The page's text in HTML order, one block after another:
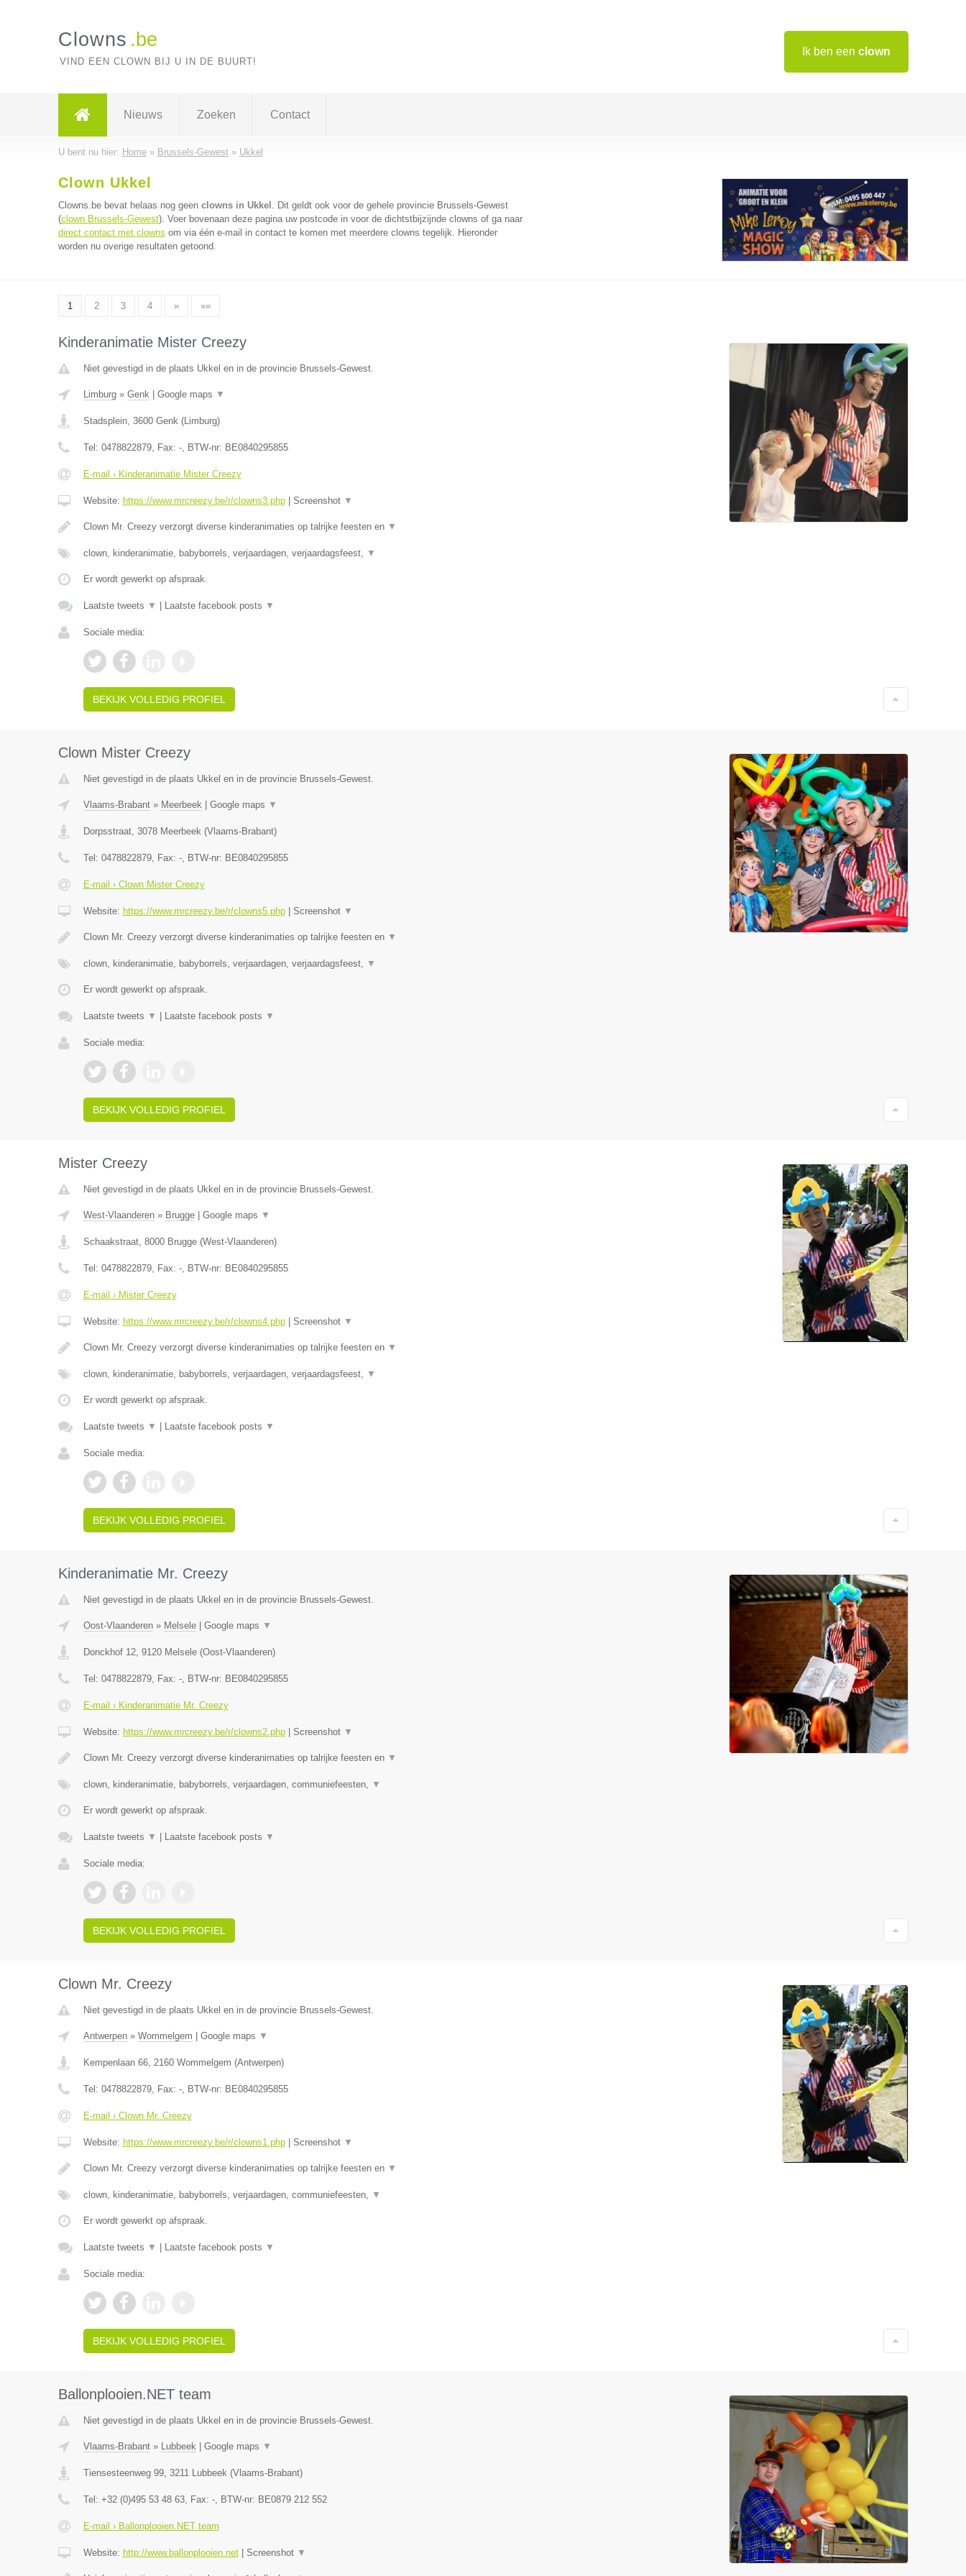
Ik ben een clown
Clowns .be
VIND EEN CLOWN BIJ U IN DE BUURT!
Nieuws Zoeken Contact
U bent nu hier: Home» Brussels-Gewest» Ukkel
Clown Ukkel
Clowns.be bevat helaas nog geen clowns in Ukkel . Dit geldt ook voor de gehele provincie Brussels-Gewest
(clown Brussels-Gewest). Voer bovenaan deze pagina uw postcode in voor de dichtstbijzijnde clowns of ga naar
direct contact met clowns om via één e-mail in contact te komen met meerdere clowns tegelijk. Hieronder
worden nu overige resultaten getoond.
1 2 3 4 » »»
Kinderanimatie Mister Creezy
Niet gevestigd in de plaats Ukkel en in de provincie Brussels-Gewest.
Limburg» Genk| Google maps ▼
Stadsplein, 3600 Genk(Limburg)
Tel: 0478822879, Fax: -, BTW-nr: BE0840295855
E-mail › Kinderanimatie Mister Creezy
Website: https://www.mrcreezy.be/r/clowns3.php| Screenshot ▼
Clown Mr. Creezy verzorgt diverse kinderanimaties op talrijke feesten en ▼
clown, kinderanimatie, babyborrels, verjaardagen, verjaardagsfeest, ▼
Er wordt gewerkt op afspraak.
Laatste tweets ▼ Laatste facebook posts ▼
Sociale media:
BEKIJK VOLLEDIG PROFIEL
Clown Mister Creezy
Niet gevestigd in de plaats Ukkel en in de provincie Brussels-Gewest.
Vlaams-Brabant» Meerbeek| Google maps ▼
Dorpsstraat, 3078 Meerbeek(Vlaams-Brabant)
Tel: 0478822879, Fax: -, BTW-nr: BE0840295855
E-mail › Clown Mister Creezy
Website: https://www.mrcreezy.be/r/clowns5.php| Screenshot ▼
Clown Mr. Creezy verzorgt diverse kinderanimaties op talrijke feesten en ▼
clown, kinderanimatie, babyborrels, verjaardagen, verjaardagsfeest, ▼
Er wordt gewerkt op afspraak.
Laatste tweets ▼ Laatste facebook posts ▼
Sociale media:
BEKIJK VOLLEDIG PROFIEL
Mister Creezy
Niet gevestigd in de plaats Ukkel en in de provincie Brussels-Gewest.
West-Vlaanderen» Brugge| Google maps ▼
Schaakstraat, 8000 Brugge(West-Vlaanderen)
Tel: 0478822879, Fax: -, BTW-nr: BE0840295855
E-mail › Mister Creezy
Website: https://www.mrcreezy.be/r/clowns4.php| Screenshot ▼
Clown Mr. Creezy verzorgt diverse kinderanimaties op talrijke feesten en ▼
clown, kinderanimatie, babyborrels, verjaardagen, verjaardagsfeest, ▼
Er wordt gewerkt op afspraak.
Laatste tweets ▼ Laatste facebook posts ▼
Sociale media:
BEKIJK VOLLEDIG PROFIEL
Kinderanimatie Mr. Creezy
Niet gevestigd in de plaats Ukkel en in de provincie Brussels-Gewest.
Oost-Vlaanderen» Melsele| Google maps ▼
Donckhof 12, 9120 Melsele(Oost-Vlaanderen)
Tel: 0478822879, Fax: -, BTW-nr: BE0840295855
E-mail › Kinderanimatie Mr. Creezy
Website: https://www.mrcreezy.be/r/clowns2.php| Screenshot ▼
Clown Mr. Creezy verzorgt diverse kinderanimaties op talrijke feesten en ▼
clown, kinderanimatie, babyborrels, verjaardagen, communiefeesten, ▼
Er wordt gewerkt op afspraak.
Laatste tweets ▼ Laatste facebook posts ▼
Sociale media:
BEKIJK VOLLEDIG PROFIEL
Clown Mr. Creezy
Niet gevestigd in de plaats Ukkel en in de provincie Brussels-Gewest.
Antwerpen» Wommelgem Google maps ▼
Kempenlaan 66, 2160 Wommelgem (Antwerpen)
Tel: 0478822879, Fax: -, BTW-nr: BE0840295855
E-mail › Clown Mr. Creezy
Website: https://www.mrcreezy.be/r/clowns1.php| Screenshot ▼
Clown Mr. Creezy verzorgt diverse kinderanimaties op talrijke feesten en ▼
clown, kinderanimatie, babyborrels, verjaardagen, communiefeesten, ▼
Er wordt gewerkt op afspraak.
Laatste tweets ▼ Laatste facebook posts ▼
Sociale media:
BEKIJK VOLLEDIG PROFIEL
Ballonplooien.NET team
Niet gevestigd in de plaats Ukkel en in de provincie Brussels-Gewest.
Vlaams-Brabant» Lubbeek| Google maps ▼
Tiensesteenweg 99, 3211 Lubbeek(Vlaams-Brabant)
Tel: +32 (0)495 53 48 63, Fax: -, BTW-nr: BE0879 212 552
E-mail › Ballonplooien.NET team
Website: http://www.ballonplooien.net| Screenshot ▼